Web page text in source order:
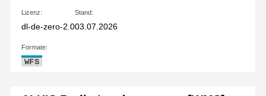
Lizenz:
dl-de-zero-2.0
Stand:
03.07.2026
Formate:
WFS